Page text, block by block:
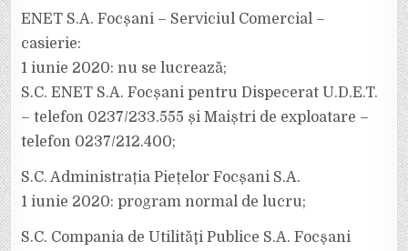
ENET S.A. Focșani – Serviciul Comercial –
casierie:
1 iunie 2020: nu se lucrează;
S.C. ENET S.A. Focșani pentru Dispecerat U.D.E.T.
– telefon 0237/233.555 și Maiștri de exploatare –
telefon 0237/212.400;
S.C. Administrația Piețelor Focșani S.A.
1 iunie 2020: program normal de lucru;
S.C. Compania de Utilităţi Publice S.A. Focşani